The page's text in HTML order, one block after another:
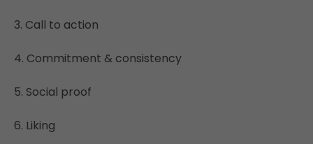
3. Call to action
4. Commitment & consistency
5. Social proof
6. Liking